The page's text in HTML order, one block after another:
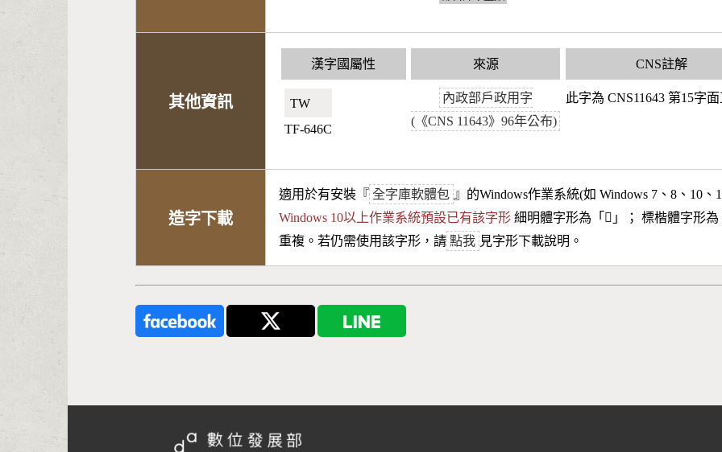
其他資訊
漢字國屬性
TW🇹🇼
TF-646C
來源
內政部戶政用字
(《CNS 11643》96年公布)
CNS註解
此字為 CNS11643 第15字
造字下載
適用於有安裝『 全字庫軟體包 』的Windows作業系統(如 Windows 7、8、10、
Windows 10以上作業系統預設已有該字形 細明體字形為「 𩸙 」； 標楷體字形為
重複。若仍需使用該字形，請 點我 見字形下載說明。